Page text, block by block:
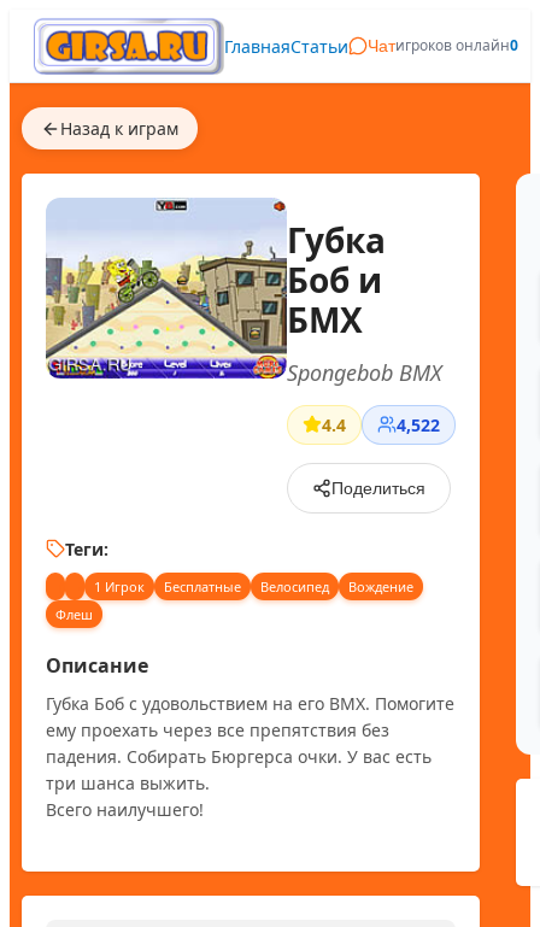
ГлавнаяСтатьи Чатигроков онлайн0
Назад к играм
Губка
Боб и
БМХ
Spongebob BMX
4.4 4,522
Поделиться
Теги:
1 Игрок Бесплатные Велосипед
Вождение
Флеш
Описание
Губка Боб с удовольствием на его BMX. Помогите
ему проехать через все препятствия без
падения. Собирать Бюргерса очки. У вас есть
три шанса выжить.
Всего наилучшего!